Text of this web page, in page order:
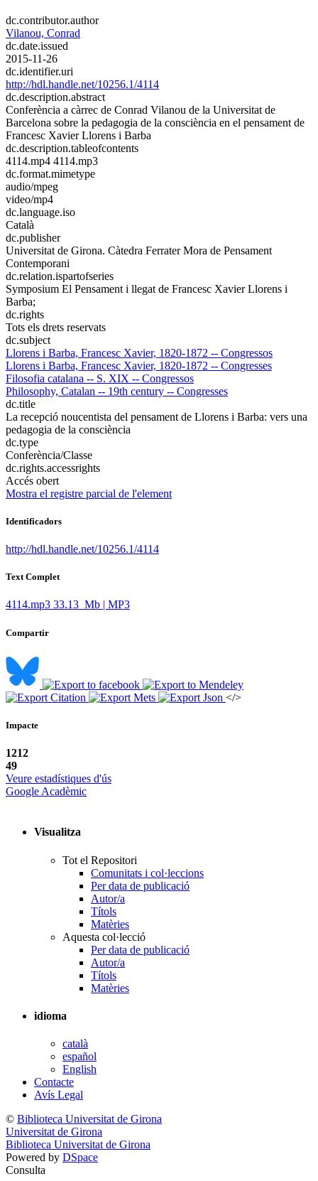
dc.contributor.author
Vilanou, Conrad
dc.date.issued
2015-11-26
dc.identifier.uri
http://hdl.handle.net/10256.1/4114
dc.description.abstract
Conferència a càrrec de Conrad Vilanou de la Universitat de
Barcelona sobre la pedagogia de la consciència en el pensament de
Francesc Xavier Llorens i Barba
dc.description.tableofcontents
4114.mp4 4114.mp3
dc.format.mimetype
audio/mpeg
video/mp4
dc.language.iso
Català
dc.publisher
Universitat de Girona. Càtedra Ferrater Mora de Pensament
Contemporani
dc.relation.ispartofseries
Symposium El Pensament i llegat de Francesc Xavier Llorens i
Barba;
dc.rights
Tots els drets reservats
dc.subject
Llorens i Barba, Francesc Xavier, 1820-1872 -- Congressos
Llorens i Barba, Francesc Xavier, 1820-1872 -- Congresses
Filosofia catalana -- S. XIX -- Congressos
Philosophy, Catalan -- 19th century -- Congresses
dc.title
La recepció noucentista del pensament de Llorens i Barba: vers una
pedagogia de la consciència
dc.type
Conferència/Classe
dc.rights.accessrights
Accés obert
Mostra el registre parcial de l'element
Identificadors
http://hdl.handle.net/10256.1/4114
Text Complet
4114.mp3 33.13 Mb | MP3
Compartir
</>
Impacte
1212
49
Veure estadístiques d'ús
Google Acadèmic
Visualitza
Tot el Repositori
Comunitats i col·leccions
Per data de publicació
Autor/a
Títols
Matèries
Aquesta col·lecció
Per data de publicació
Autor/a
Títols
Matèries
idioma
català
español
English
Contacte
Avís Legal
© Biblioteca Universitat de Girona
Universitat de Girona
Biblioteca Universitat de Girona
Powered by DSpace
Consulta